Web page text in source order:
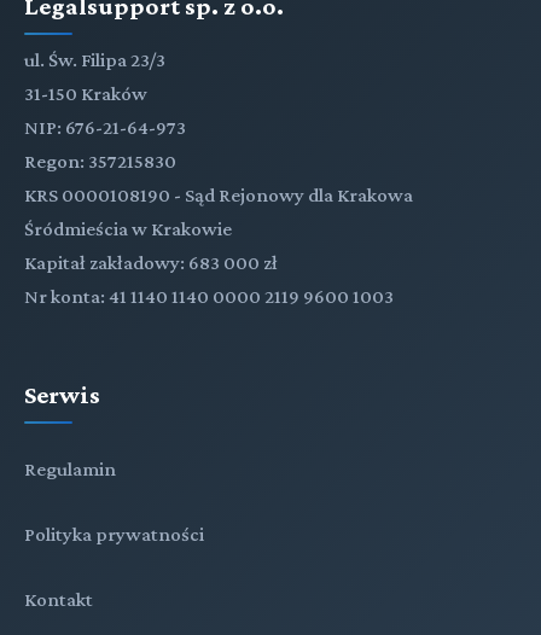
ul. Św. Filipa 23/3
31-150 Kraków
NIP: 676-21-64-973
Regon: 357215830
KRS 0000108190 - Sąd Rejonowy dla Krakowa
Śródmieścia w Krakowie
Kapitał zakładowy: 683 000 zł
Nr konta: 41 1140 1140 0000 2119 9600 1003
Serwis
Regulamin
Polityka prywatności
Kontakt